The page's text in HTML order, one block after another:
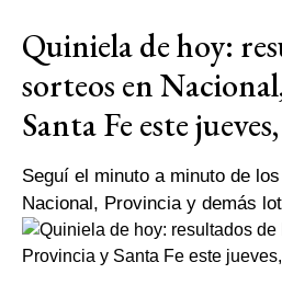
Quiniela de hoy:
sorteos en
Santa Fe este
Seguí el minuto a minuto de
Nacional, Provincia y demás